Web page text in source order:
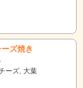
ズ焼き
ーズ, 大葉